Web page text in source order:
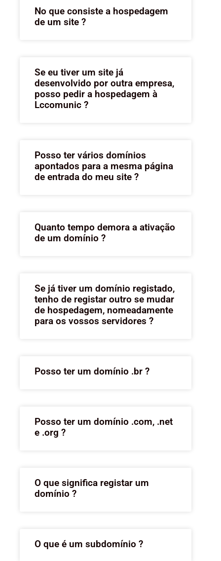
No que consiste a hospedagem
de um site ?
Se eu tiver um site já
desenvolvido por outra empresa,
posso pedir a hospedagem à
Lccomunic ?
Posso ter vários domínios
apontados para a mesma página
de entrada do meu site ?
Quanto tempo demora a ativação
de um domínio ?
Se já tiver um domínio registado,
tenho de registar outro se mudar
de hospedagem, nomeadamente
para os vossos servidores ?
Posso ter um domínio .br ?
Posso ter um domínio .com, .net
e .org ?
O que significa registar um
domínio ?
O que é um subdomínio ?